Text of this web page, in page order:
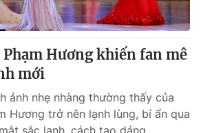
Phạm Hương khiến fan mê
mới
ảnh nhẹ nhàng thường thấy của
Hương trở nên lạnh lùng, bí ẩn qua
sắc lạnh, cách tạo dáng...